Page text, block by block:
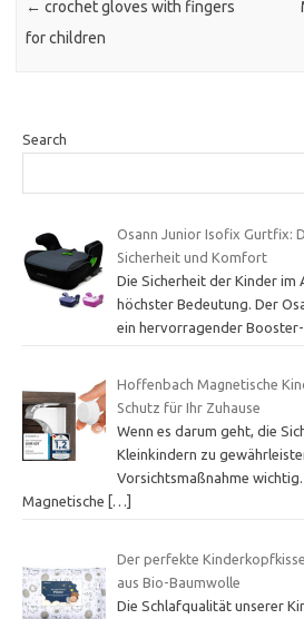
← crochet gloves with fingers
for children
Search
Osann Junior Isofix Gurtfix:
Sicherheit und Komfort
Die Sicherheit der Kinder im
höchster Bedeutung. Der
ein hervorragender
Hoffenbach Magnetische
Schutz für Ihr Zuhause
Wenn es darum geht, die
Kleinkindern zu
Vorsichtsmaßnahme
Magnetische
[…]
Der perfekte
aus Bio-Baumwolle
Die Schlafqualität unserer